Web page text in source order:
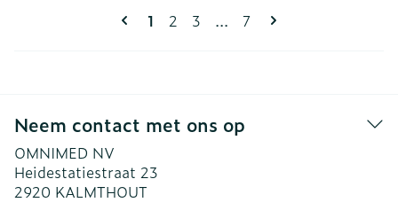
Pagina's
U lees momenteel pagina
1 Pagina
2 Pagina
3 ... Pagina
7
Neem contact met ons op
OMNIMED NV
Heidestatiestraat 23
2920 KALMTHOUT